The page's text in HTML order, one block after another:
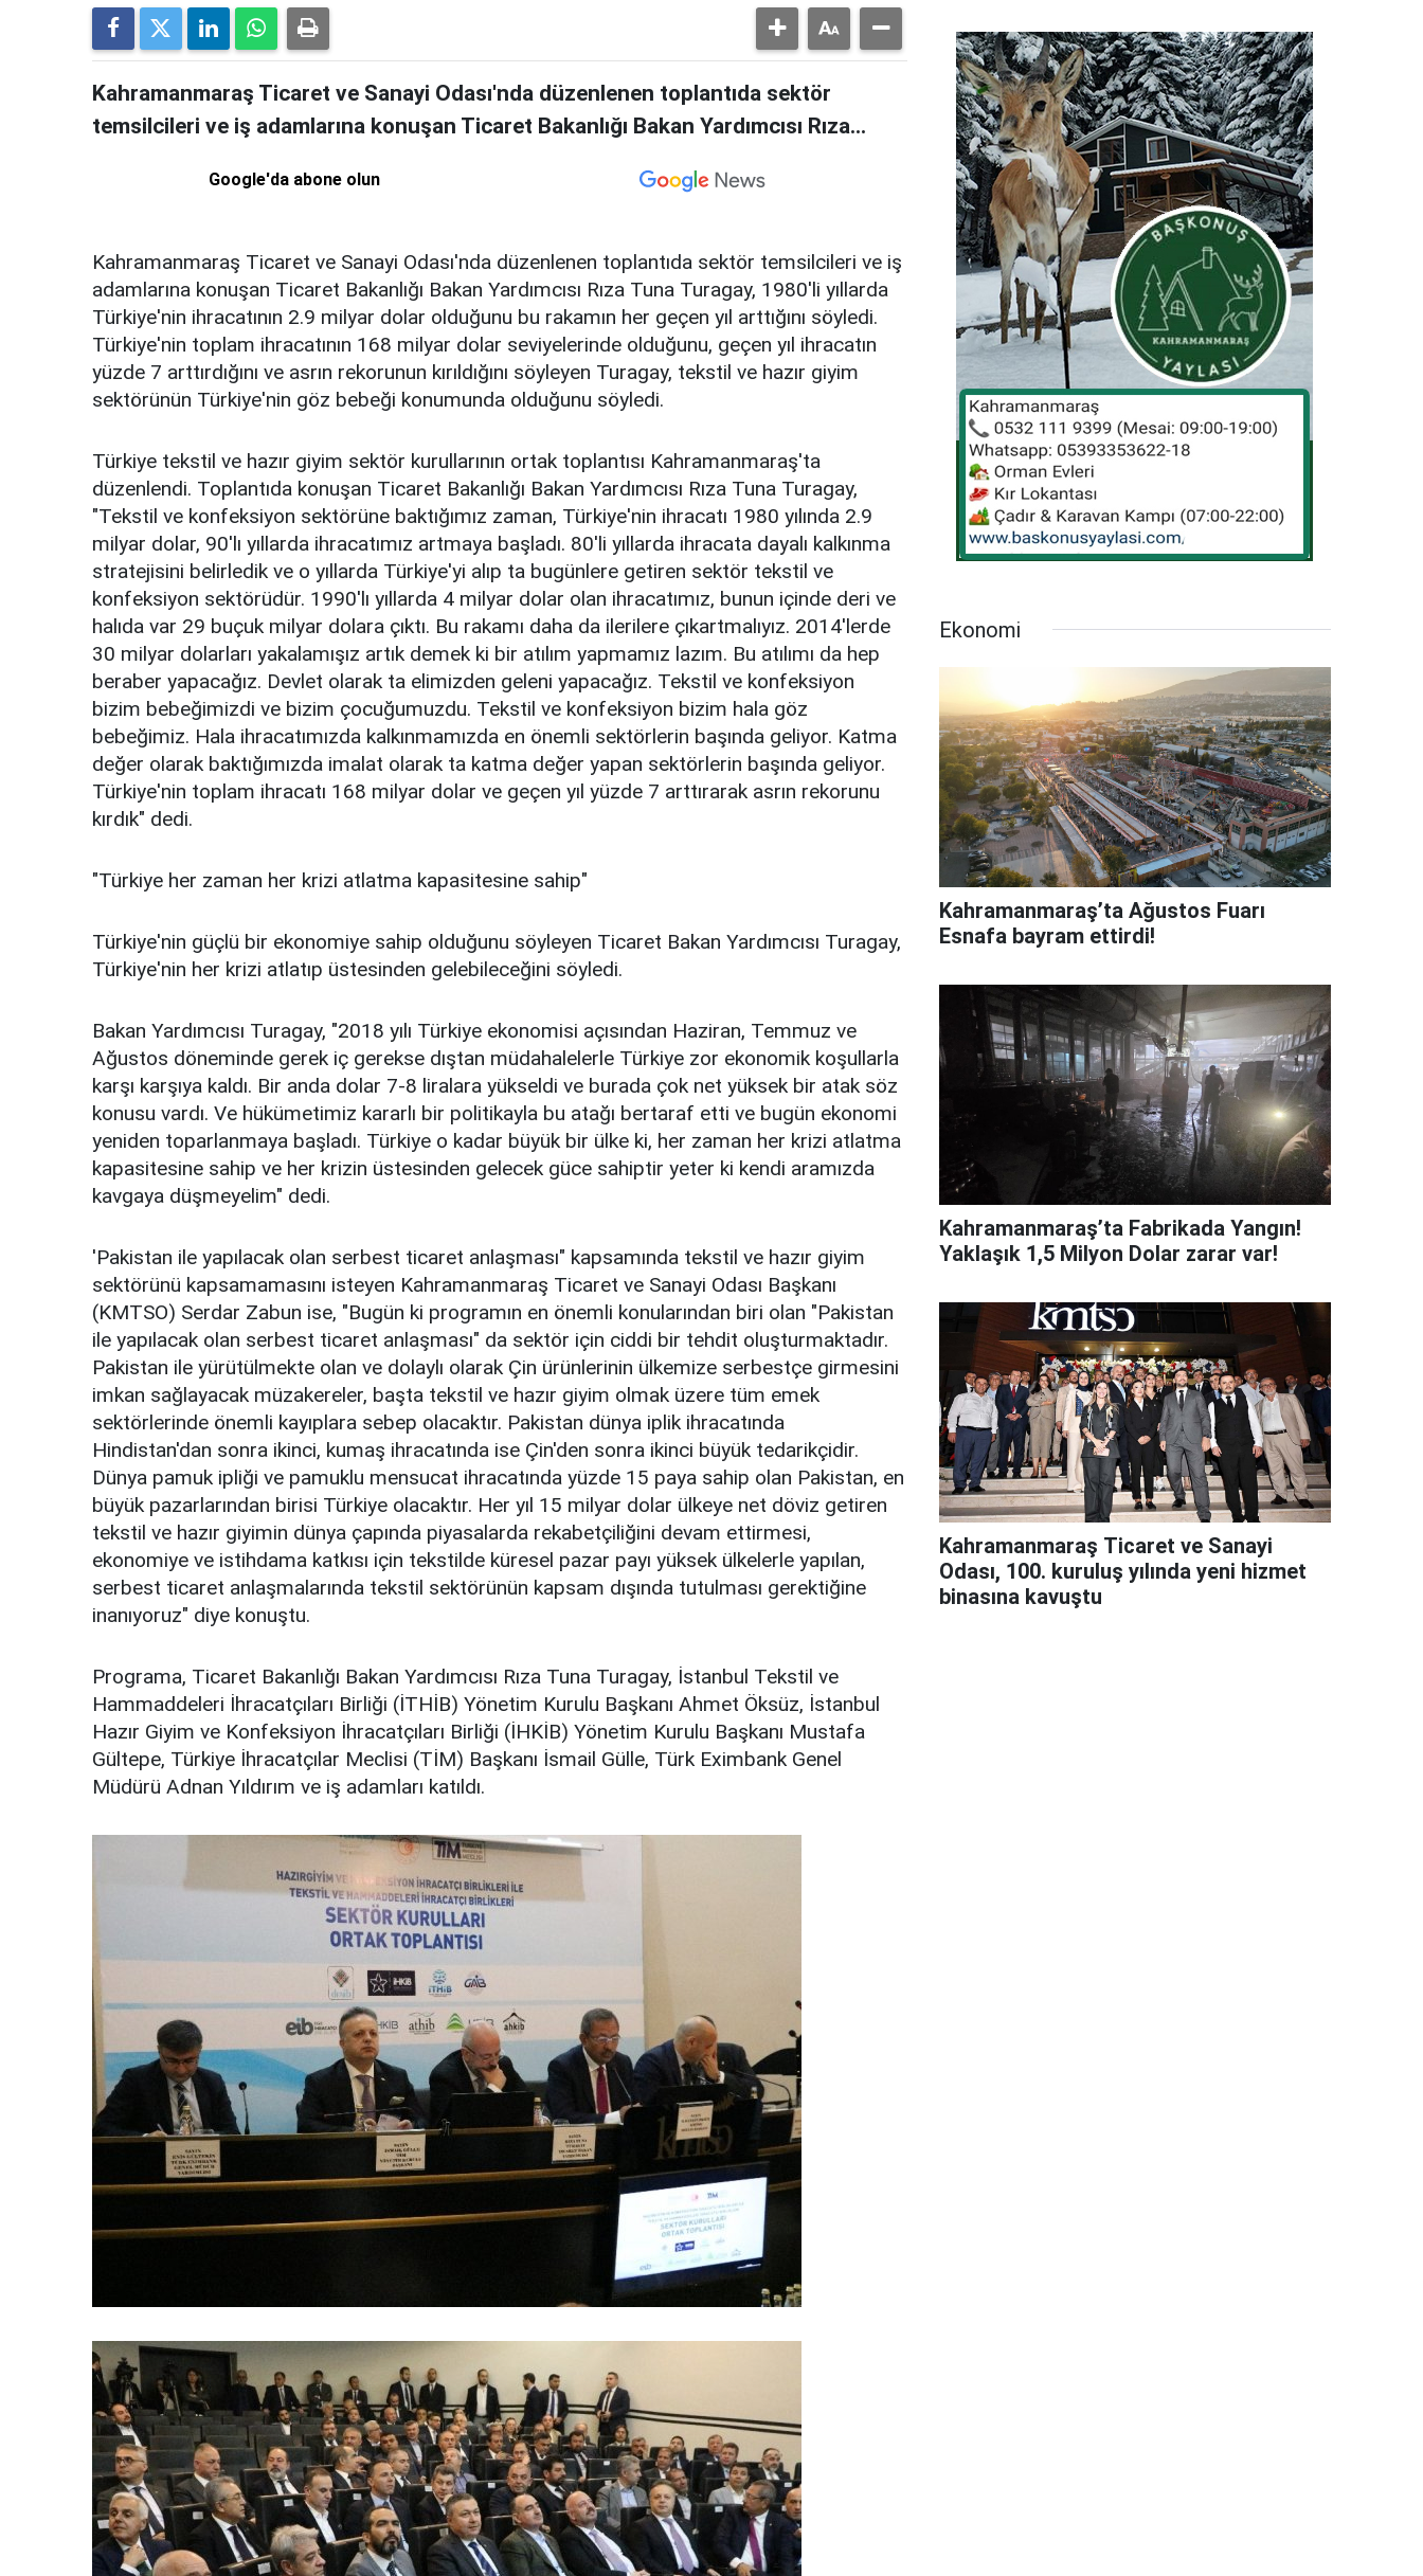
Kahramanmaraş Ticaret ve Sanayi Odası'nda düzenlenen toplantıda sektör
temsilcileri ve iş adamlarına konuşan Ticaret Bakanlığı Bakan Yardımcısı Rıza...
Google'da abone olun
Kahramanmaraş Ticaret ve Sanayi Odası'nda düzenlenen toplantıda sektör temsilcileri ve iş
adamlarına konuşan Ticaret Bakanlığı Bakan Yardımcısı Rıza Tuna Turagay, 1980'li yıllarda
Türkiye'nin ihracatının 2.9 milyar dolar olduğunu bu rakamın her geçen yıl arttığını söyledi.
Türkiye'nin toplam ihracatının 168 milyar dolar seviyelerinde olduğunu, geçen yıl ihracatın
yüzde 7 arttırdığını ve asrın rekorunun kırıldığını söyleyen Turagay, tekstil ve hazır giyim
sektörünün Türkiye'nin göz bebeği konumunda olduğunu söyledi.
Türkiye tekstil ve hazır giyim sektör kurullarının ortak toplantısı Kahramanmaraş'ta
düzenlendi. Toplantıda konuşan Ticaret Bakanlığı Bakan Yardımcısı Rıza Tuna Turagay,
"Tekstil ve konfeksiyon sektörüne baktığımız zaman, Türkiye'nin ihracatı 1980 yılında 2.9
milyar dolar, 90'lı yıllarda ihracatımız artmaya başladı. 80'li yıllarda ihracata dayalı kalkınma
stratejisini belirledik ve o yıllarda Türkiye'yi alıp ta bugünlere getiren sektör tekstil ve
konfeksiyon sektörüdür. 1990'lı yıllarda 4 milyar dolar olan ihracatımız, bunun içinde deri ve
halıda var 29 buçuk milyar dolara çıktı. Bu rakamı daha da ilerilere çıkartmalıyız. 2014'lerde
30 milyar dolarları yakalamışız artık demek ki bir atılım yapmamız lazım. Bu atılımı da hep
beraber yapacağız. Devlet olarak ta elimizden geleni yapacağız. Tekstil ve konfeksiyon
bizim bebeğimizdi ve bizim çocuğumuzdu. Tekstil ve konfeksiyon bizim hala göz
bebeğimiz. Hala ihracatımızda kalkınmamızda en önemli sektörlerin başında geliyor. Katma
değer olarak baktığımızda imalat olarak ta katma değer yapan sektörlerin başında geliyor.
Türkiye'nin toplam ihracatı 168 milyar dolar ve geçen yıl yüzde 7 arttırarak asrın rekorunu
kırdık" dedi.
"Türkiye her zaman her krizi atlatma kapasitesine sahip"
Türkiye'nin güçlü bir ekonomiye sahip olduğunu söyleyen Ticaret Bakan Yardımcısı Turagay,
Türkiye'nin her krizi atlatıp üstesinden gelebileceğini söyledi.
Bakan Yardımcısı Turagay, "2018 yılı Türkiye ekonomisi açısından Haziran, Temmuz ve
Ağustos döneminde gerek iç gerekse dıştan müdahalelerle Türkiye zor ekonomik koşullarla
karşı karşıya kaldı. Bir anda dolar 7-8 liralara yükseldi ve burada çok net yüksek bir atak söz
konusu vardı. Ve hükümetimiz kararlı bir politikayla bu atağı bertaraf etti ve bugün ekonomi
yeniden toparlanmaya başladı. Türkiye o kadar büyük bir ülke ki, her zaman her krizi atlatma
kapasitesine sahip ve her krizin üstesinden gelecek güce sahiptir yeter ki kendi aramızda
kavgaya düşmeyelim" dedi.
'Pakistan ile yapılacak olan serbest ticaret anlaşması" kapsamında tekstil ve hazır giyim
sektörünü kapsamamasını isteyen Kahramanmaraş Ticaret ve Sanayi Odası Başkanı
(KMTSO) Serdar Zabun ise, "Bugün ki programın en önemli konularından biri olan "Pakistan
ile yapılacak olan serbest ticaret anlaşması" da sektör için ciddi bir tehdit oluşturmaktadır.
Pakistan ile yürütülmekte olan ve dolaylı olarak Çin ürünlerinin ülkemize serbestçe girmesini
imkan sağlayacak müzakereler, başta tekstil ve hazır giyim olmak üzere tüm emek
sektörlerinde önemli kayıplara sebep olacaktır. Pakistan dünya iplik ihracatında
Hindistan'dan sonra ikinci, kumaş ihracatında ise Çin'den sonra ikinci büyük tedarikçidir.
Dünya pamuk ipliği ve pamuklu mensucat ihracatında yüzde 15 paya sahip olan Pakistan, en
büyük pazarlarından birisi Türkiye olacaktır. Her yıl 15 milyar dolar ülkeye net döviz getiren
tekstil ve hazır giyimin dünya çapında piyasalarda rekabetçiliğini devam ettirmesi,
ekonomiye ve istihdama katkısı için tekstilde küresel pazar payı yüksek ülkelerle yapılan,
serbest ticaret anlaşmalarında tekstil sektörünün kapsam dışında tutulması gerektiğine
inanıyoruz" diye konuştu.
Programa, Ticaret Bakanlığı Bakan Yardımcısı Rıza Tuna Turagay, İstanbul Tekstil ve
Hammaddeleri İhracatçıları Birliği (İTHİB) Yönetim Kurulu Başkanı Ahmet Öksüz, İstanbul
Hazır Giyim ve Konfeksiyon İhracatçıları Birliği (İHKİB) Yönetim Kurulu Başkanı Mustafa
Gültepe, Türkiye İhracatçılar Meclisi (TİM) Başkanı İsmail Gülle, Türk Eximbank Genel
Müdürü Adnan Yıldırım ve iş adamları katıldı.
Ekonomi
Kahramanmaraş’ta Ağustos Fuarı
Esnafa bayram ettirdi!
Kahramanmaraş’ta Fabrikada Yangın!
Yaklaşık 1,5 Milyon Dolar zarar var!
Kahramanmaraş Ticaret ve Sanayi
Odası, 100. kuruluş yılında yeni hizmet
binasına kavuştu